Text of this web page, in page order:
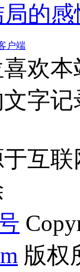
的
户端
欢
字
互
版权